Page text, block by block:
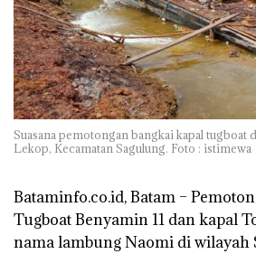
Suasana pemotongan bangkai kapal tugboat
Lekop, Kecamatan Sagulung. Foto : istimewa
Bataminfo.co.id, Batam –
Tugboat Benyamin 11 dan kapal
nama lambung Naomi di wilayah